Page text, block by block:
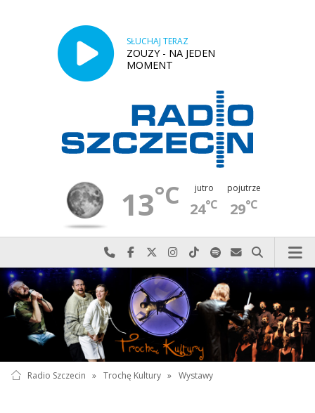
SŁUCHAJ TERAZ
ZOUZY - NA JEDEN
MOMENT
13°C jutro
24°C
pojutrze
29°C
Najlepiej po prostu do nas zadzwoń
Odwiedź nas na Facebook-u
Odwiedź nas na X
Odwiedź nas na Instagram-ie
Odwiedź nas na TikTok-u
Szukaj nas na Spotify
Wyślij do nas
Szukaj
Radio Szczecin » Trochę Kultury » Wystawy